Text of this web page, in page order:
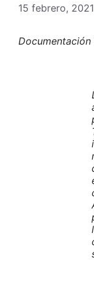
15 febrero, 2021
Documentación